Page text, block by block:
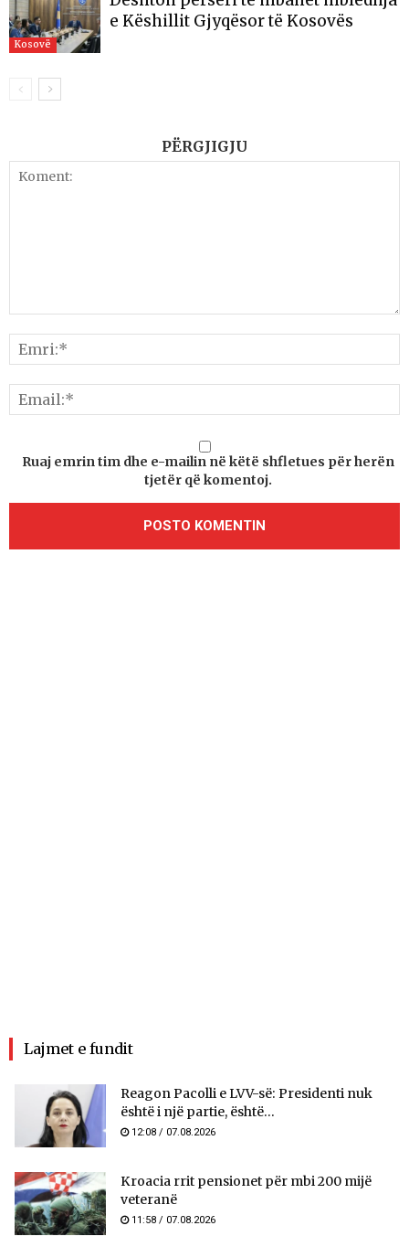
Kosovë
e Këshillit Gjyqësor të Kosovës
PËRGJIGJU
Ruaj emrin tim dhe e-mailin në këtë shfletues për herën
tjetër që komentoj.
Lajmet e fundit
Reagon Pacolli e LVV-së: Presidenti nuk
është i një partie, është...
12:08 / 07.08.2026
Kroacia rrit pensionet për mbi 200 mijë
veteranë
11:58 / 07.08.2026